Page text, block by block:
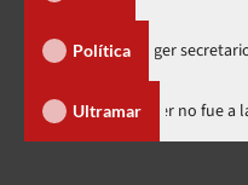
Política
escoger secretario general
Ultramar Luis